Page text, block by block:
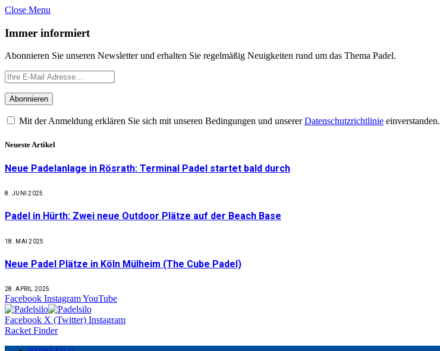
Close Menu
Immer informiert
Abonnieren Sie unseren Newsletter und erhalten Sie regelmäßig Neuigkeiten rund um das Thema Padel.
Mit der Anmeldung erklären Sie sich mit unseren Bedingungen und unsererDatenschutzrichtlinie einverstanden.
Neueste Artikel
Neue Padelanlage in Rösrath: Terminal Padel startet bald durch
8. JUNI 2025
Padel in Hürth: Zwei neue Outdoor Plätze auf der Beach Base
18. MAI 2025
Neue Padel Plätze in Köln Mülheim (The Cube Padel)
28. APRIL 2025
Facebook InstagramYouTube
Facebook X (Twitter) Instagram
Racket Finder